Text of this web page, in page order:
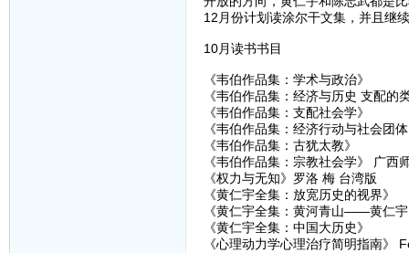
12月份计划读涂尔干文集，并且继
10月读书书目
《韦伯作品集：学术与政治》
《韦伯作品集：经济与历史 支配的
《韦伯作品集：支配社会学》
《韦伯作品集：经济行动与社会团
《韦伯作品集：古犹太教》
《韦伯作品集：宗教社会学》 广西
《权力与无知》罗洛 梅 台湾版
《黄仁宇全集：放宽历史的视界》
《黄仁宇全集：黄河青山——黄仁
《黄仁宇全集：中国大历史》
《心理动力学心理治疗简明指南